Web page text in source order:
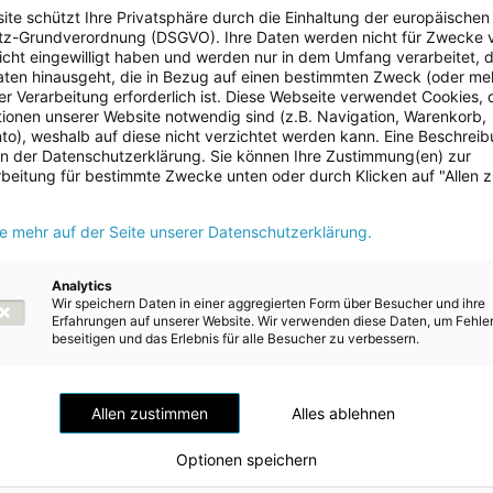
den neuen biogenen Treibstoff bietet zahlreiche Vorteile,
auf den CO2-Fußabdruck:
qualitative Alternative zu herkömmlichem Treibstoff
für die Wintertauglichkeit
die hauseigenen Tankstellen der Energie AG Umwelt Service
fossilfreien HVO 100-Diesel umgestellt. Rund 85% des
das entspricht 4,3 Millionen Liter pro Jahr – können bei den
werden. Insgesamt wurden 235 der insgesamt 270 LKW – und
LKW-Flotte der Energie AG Umwelt Service – auf den
und können seit Ende Juni über das eigene Tankstellennetz
werden. „Von besonderer Bedeutung für diesen Schritt in
ist unsere ausgezeichnete Tankinfrastruktur an den
Vorteil im Vergleich zu anderen Unternehmen bietet“, so
Transportlogistik der Energie AG Umwelt Service.
waren – abgesehen von der Tankreinigung an den Standorten –
verbunden. Trotz eines theoretisch möglichen Mehrverbrauchs
schützt Ihre Privatsphäre durch die Einhaltung der europäischen
Grundverordnung (DSGVO). Ihre Daten werden nicht für Zwecke
eingewilligt haben und werden nur in dem Umfang verarbeitet,
hinausgeht, die in Bezug auf einen bestimmten Zweck (oder
Verarbeitung erforderlich ist. Diese Webseite verwendet Cookies,
unserer Website notwendig sind (z.B. Navigation, Warenkorb,
weshalb auf diese nicht verzichtet werden kann. Eine
der Datenschutzerklärung. Sie können Ihre Zustimmung(en) zur
für bestimmte Zwecke unten oder durch Klicken auf "Allen
mehr auf der Seite unserer Datenschutzerklärung.
Analytics
Wir speichern Daten in einer aggregierten Form über Besucher und ihre
Erfahrungen auf unserer Website. Wir verwenden diese Daten, um
beseitigen und das Erlebnis für alle Besucher zu verbessern.
Allen zustimmen Alles ablehnen
Optionen speichern